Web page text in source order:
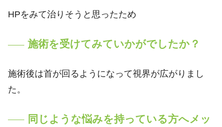
HPをみて治りそうと思ったため
施術を受けてみていかがでしたか？
施術後は首が回るようになって視界が広がりまし
た。
同じような悩みを持っている方へメッ